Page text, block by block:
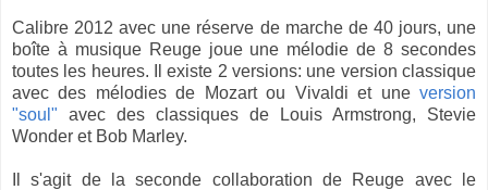
Calibre 2012 avec une réserve de marche de 40 jours, une
boîte à musique Reuge joue une mélodie de 8 secondes
toutes les heures. Il existe 2 versions: une version classique
avec des mélodies de Mozart ou Vivaldi et une version
"soul" avec des classiques de Louis Armstrong, Stevie
Wonder et Bob Marley.
Il s'agit de la seconde collaboration de Reuge avec le